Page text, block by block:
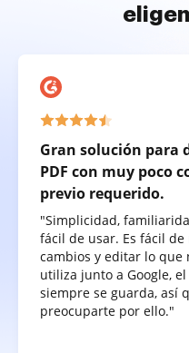
Gran solución para
PDF con muy poco
previo requerido.
"Simplicidad,
fácil de usar. Es fácil de
cambios y editar lo que
utiliza junto a Google,
siempre se guarda, así
preocuparte por ello."